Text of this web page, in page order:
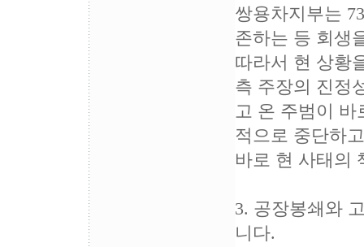
쌍용차지부는
존하는 등 회생
따라서 현 상황
측 주장의 진정
고 온 주범이 바
적으로 중단하
바로 현 사태의
3. 공장봉쇄와
니다.